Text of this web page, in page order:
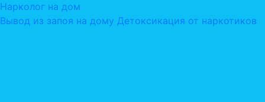
Нарколог на дом
Вывод из запоя на дому Детоксикация от наркотиков